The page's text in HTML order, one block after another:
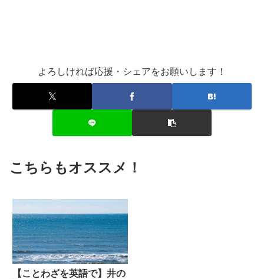
よろしければ応援・シェアをお願いします！
こちらもオススメ！
【ことわざを英語で】井の